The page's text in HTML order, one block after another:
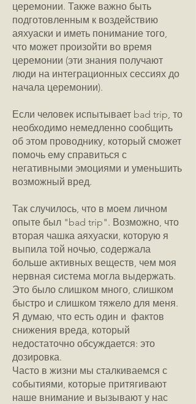
церемонии. Также важно быть
подготовленным к воздействию
аяхуаски и иметь понимание того,
что может произойти во время
церемонии (эти знания получают
люди на интеграционных сессиях до
начала церемонии).
Если человек испытывает bad trip, то
необходимо немедленно сообщить
об этом проводнику, который сможет
помочь ему справиться с
негативными эмоциями и уменьшить
возможный вред.
Так случилось, что в моем личном
опыте был "bad trip". Возможно, что
вторая чашка аяхуаски, которую я
выпила той ночью, содержала
больше активных веществ, чем моя
нервная система могла выдержать.
Это было слишком много, слишком
быстро и слишком тяжело для меня.
Я думаю, что есть один и фактов
снижения вреда, который
недостаточно обсуждается: это
дозировка.
Часто в жизни мы сталкиваемся с
событиями, которые притягивают
наше внимание и вызывают у нас